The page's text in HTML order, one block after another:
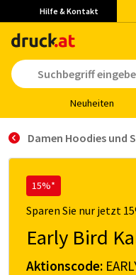
Hilfe & Kontakt
Neu­hei­ten
Damen Hoodies und
15%*
Sparen Sie nur jetzt
Early Bird
Aktionscode: